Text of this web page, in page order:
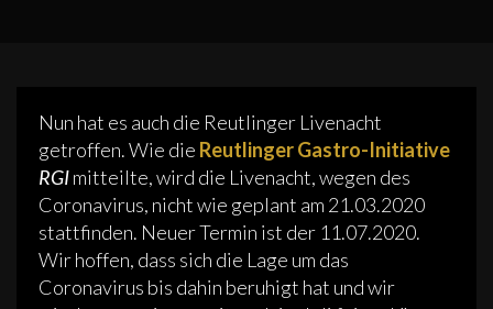
Nun hat es auch die Reutlinger Livenacht
getroffen. Wie die Reutlinger Gastro-Initiative
RGImitteilte, wird die Livenacht, wegen des
Coronavirus, nicht wie geplant am 21.03.2020
stattfinden. Neuer Termin ist der 11.07.2020.
Wir hoffen, dass sich die Lage um das
Coronavirus bis dahin beruhigt hat und wir